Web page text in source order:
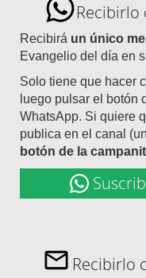
Recibirlo
Recibirá un único
Evangelio del día en
Solo tiene que hacer
luego pulsar el botón
WhatsApp. Si quiere
publica en el canal
botón de la
Recibirlo